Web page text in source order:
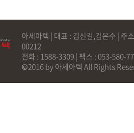
아세아텍 | 대표 : 김신길,김은수 | 주
00212
전화 : 1588-3309 | 팩스 : 053-580-
©2016 by 아세아텍 All Rights